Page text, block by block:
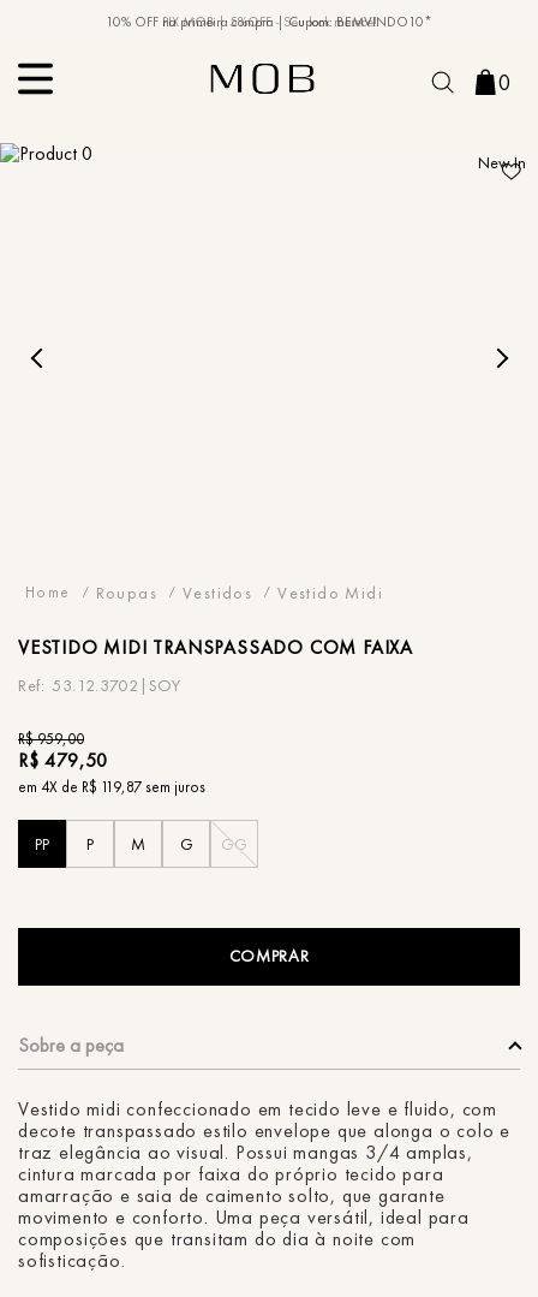
PIX MOB | 5%OFF - Seu look merece!
10% OFF na primeira compra | Cupom: BEMVINDO10*
0
New In
Roupas Vestidos Vestido Midi
VESTIDO MIDI TRANSPASSADO COM FAIXA
53.12.3702|SOY
R$959,00
R$ 479,50
em 4X de R$ 119,87sem juros
PP P M G GG
COMPRAR
Vestido midi confeccionado em tecido leve e fluido, com
decote transpassado estilo envelope que alonga o colo e
traz elegância ao visual. Possui mangas 3/4 amplas,
cintura marcada por faixa do próprio tecido para
amarração e saia de caimento solto, que garante
movimento e conforto. Uma peça versátil, ideal para
composições que transitam do dia à noite com
sofisticação.